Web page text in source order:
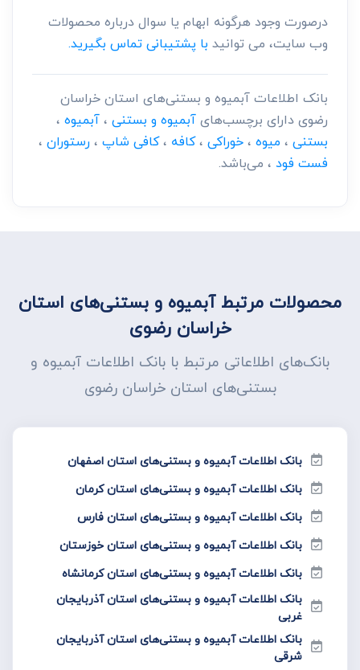
درصورت وجود هرگونه ابهام یا سوال درباره محصولات
وب سایت، می توانید با پشتیبانی تماس بگیرید.
بانک اطلاعات آبمیوه و بستنی‌های استان خراسان
رضوی دارای برچسب‌هایآبمیوه و بستنی ،آبمیوه ،
بستنی ، میوه ،خوراکی ،کافه ،کافی شاپ ،رستوران ،
فست فود ، می‌باشد.
محصولات مرتبط آبمیوه و بستنی‌های استان
خراسان رضوی
بانک‌های اطلاعاتی مرتبط با بانک اطلاعات آبمیوه و
بستنی‌های استان خراسان رضوی
بانک اطلاعات آبمیوه و بستنی‌های استان اصفهان
بانک اطلاعات آبمیوه و بستنی‌های استان کرمان
بانک اطلاعات آبمیوه و بستنی‌های استان فارس
بانک اطلاعات آبمیوه و بستنی‌های استان خوزستان
بانک اطلاعات آبمیوه و بستنی‌های استان کرمانشاه
بانک اطلاعات آبمیوه و بستنی‌های استان آذربایجان
غربی
بانک اطلاعات آبمیوه و بستنی‌های استان آذربایجان
شرقی